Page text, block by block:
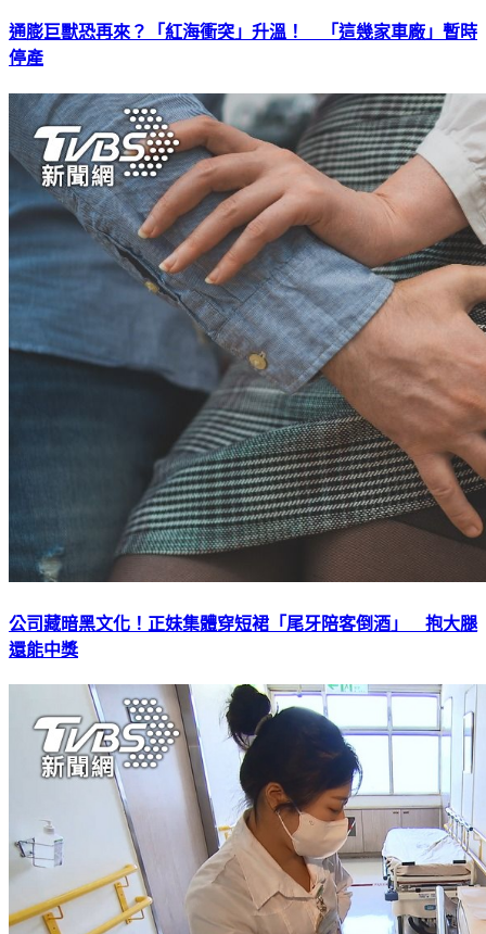
通膨巨獸恐再來？「紅海衝突」升溫！ 「這幾家車廠」暫時
停產
公司藏暗黑文化！正妹集體穿短裙「尾牙陪客倒酒」 抱大腿
還能中獎